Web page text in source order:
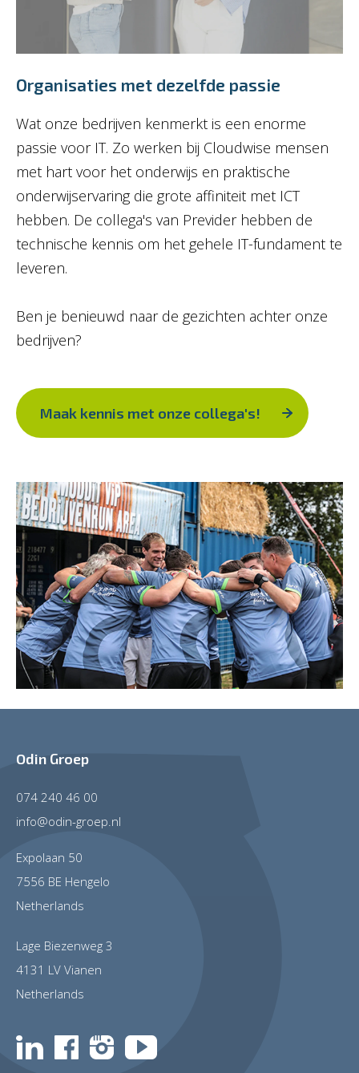
Organisaties met dezelfde passie
Wat onze bedrijven kenmerkt is een enorme
passie voor IT. Zo werken bij Cloudwise mensen
met hart voor het onderwijs en praktische
onderwijservaring die grote affiniteit met ICT
hebben. De collega's van Previder hebben de
technische kennis om het gehele IT-fundament te
leveren.
Ben je benieuwd naar de gezichten achter onze
bedrijven?
Maak kennis met onze collega's!
Odin Groep
074 240 46 00
info@odin-groep.nl
Expolaan 50
7556 BE Hengelo
Netherlands
Lage Biezenweg 3
4131 LV Vianen
Netherlands